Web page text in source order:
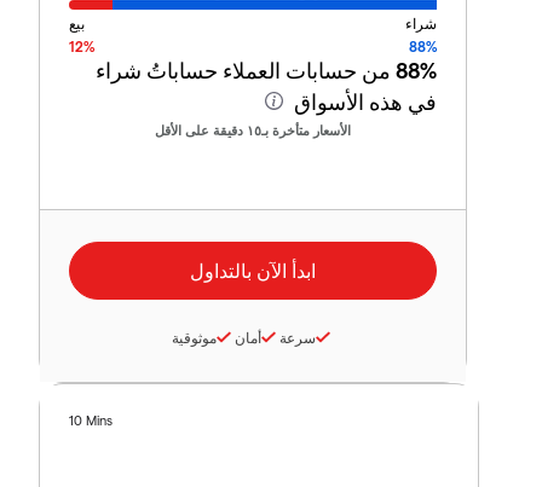
شراء
بيع
88%
12%
88% من حسابات العملاء حساباتُ شراء
في هذه الأسواق
الأسعار متأخرة بـ١٥ دقيقة على الأقل
سرعة أمان موثوقية
10 Mins